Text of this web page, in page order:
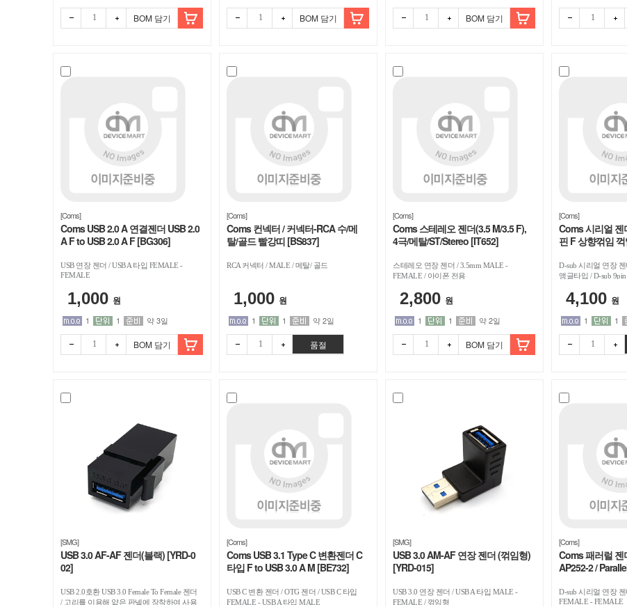
빼기 더하
BOM 담기
빼기 더하
BOM 담기
빼기 더하
BOM 담기
빼기 더하
[Coms]
Coms USB 2.0 A 연결젠더 USB 2.0
A F to USB 2.0 A F [BG306]
USB 연장 젠더 / USB A 타입 FEMALE -
FEMALE
1,000 원
1 1 약 3일
BOM 담기
[Coms]
Coms 컨넥터 / 커넥터-RCA 수/메
탈/골드 빨강띠 [BS837]
RCA 커넥터 / MALE / 메탈/ 골드
1,000 원
1 1 약 2일
품절
[Coms]
Coms 스테레오 젠더(3.5 M/3.5 F),
4극/메탈/ST/Stereo [IT652]
스테레오 연장 젠더 / 3.5mm MALE -
FEMALE / 아이폰 전용
2,800 원
1 1 약 2일
BOM 담기
[Coms]
Coms 시리얼 젠
핀 F 상향꺾임
D-sub 시리얼 연장
앵글타입 / D-sub
4,100 원
1 1
[SMG]
USB 3.0 AF-AF 젠더(블랙) [YRD-0
02]
USB 2.0호환 USB 3.0 Female To Female 젠더
/ 고리를 이용해 얇은 판넬에 장착하여 사용
[Coms]
Coms USB 3.1 Type C 변환젠더 C
타입 F to USB 3.0 A M [BE732]
USB C 변환 젠더 / OTG 젠더 / USB C 타입
FEMALE - USB A 타입 MALE
[SMG]
USB 3.0 AM-AF 연장 젠더 (꺾임형)
[YRD-015]
USB 3.0 연장 젠더 / USB A 타입 MALE -
FEMALE / 꺾임형
[Coms]
Coms 패러럴 젠
AP252-2 /
D-sub 시리얼 연장 젠
FEMALE - FEMALE